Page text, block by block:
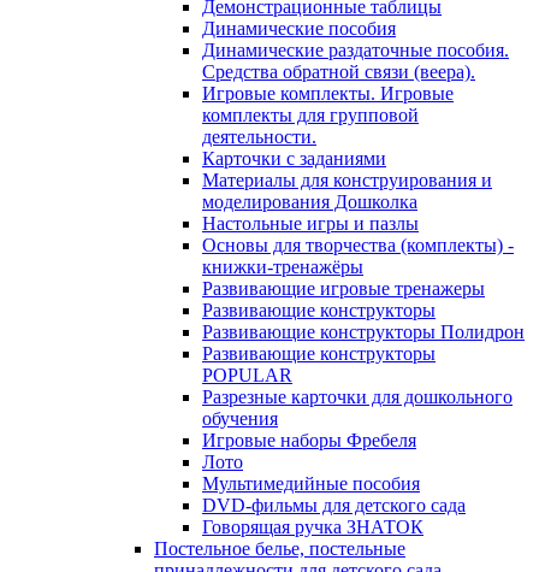
Демонстрационные таблицы
Динамические пособия
Динамические раздаточные пособия.
Средства обратной связи (веера).
Игровые комплекты. Игровые
комплекты для групповой
деятельности.
Карточки с заданиями
Материалы для конструирования и
моделирования Дошколка
Настольные игры и пазлы
Основы для творчества (комплекты) -
книжки-тренажёры
Развивающие игровые тренажеры
Развивающие конструкторы
Развивающие конструкторы Полидрон
Развивающие конструкторы
POPULAR
Разрезные карточки для дошкольного
обучения
Игровые наборы Фребеля
Лото
Мультимедийные пособия
DVD-фильмы для детского сада
Говорящая ручка ЗНАТОК
Постельное белье, постельные